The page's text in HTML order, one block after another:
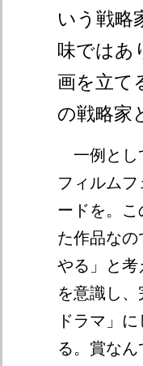
いう戦略
味ではあ
画を立て
の戦略家
一例とし
フィルム
ードを。
た作品な
やる」と考
を意識し
ドラマ」
る。賞な